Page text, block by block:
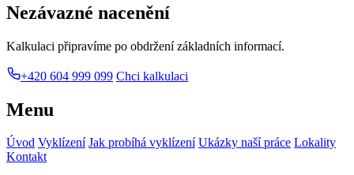
Nezávazné nacenění
Kalkulaci připravíme po obdržení základních informací.
+420 604 999 099 Chci kalkulaci
Menu
Úvod Vyklízení Jak probíhá vyklízení Ukázky naší práce Lokality
Kontakt